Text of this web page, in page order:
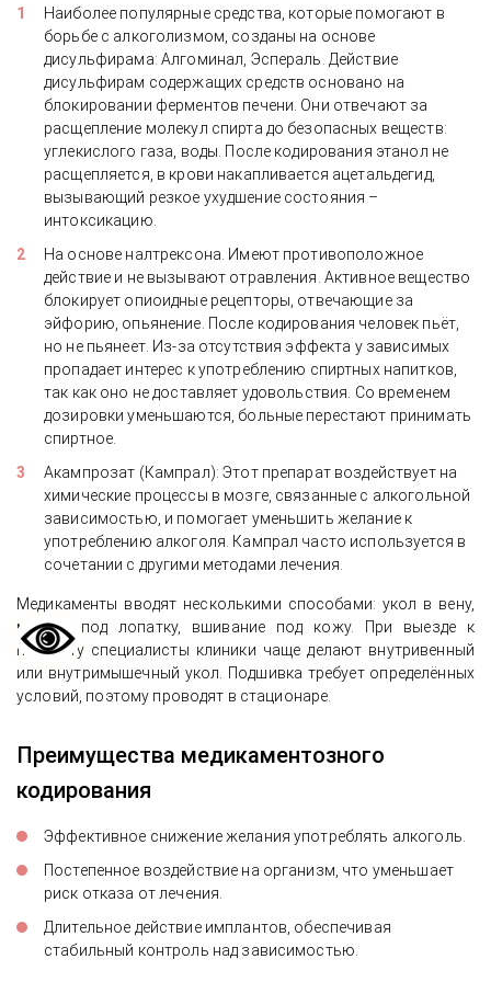
Наиболее популярные средства, которые помогают в
борьбе с алкоголизмом, созданы на основе
дисульфирама: Алгоминал, Эспераль. Действие
дисульфирам содержащих средств основано на
блокировании ферментов печени. Они отвечают за
расщепление молекул спирта до безопасных веществ:
углекислого газа, воды. После кодирования этанол не
расщепляется, в крови накапливается ацетальдегид,
вызывающий резкое ухудшение состояния –
интоксикацию.
На основе налтрексона. Имеют противоположное
действие и не вызывают отравления. Активное вещество
блокирует опиоидные рецепторы, отвечающие за
эйфорию, опьянение. После кодирования человек пьёт,
но не пьянеет. Из-за отсутствия эффекта у зависимых
пропадает интерес к употреблению спиртных напитков,
так как оно не доставляет удовольствия. Со временем
дозировки уменьшаются, больные перестают принимать
спиртное.
Акампрозат (Кампрал): Этот препарат воздействует на
химические процессы в мозге, связанные с алкогольной
зависимостью, и помогает уменьшить желание к
употреблению алкоголя. Кампрал часто используется в
сочетании с другими методами лечения.
Медикаменты вводят несколькими способами: укол в вену,
мышцу, под лопатку, вшивание под кожу. При выезде к
пациенту специалисты клиники чаще делают внутривенный
или внутримышечный укол. Подшивка требует определённых
условий, поэтому проводят в стационаре.
Преимущества медикаментозного
кодирования
Эффективное снижение желания употреблять алкоголь.
Постепенное воздействие на организм, что уменьшает
риск отказа от лечения.
Длительное действие имплантов, обеспечивая
стабильный контроль над зависимостью.